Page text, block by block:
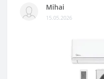
Mihai
15.05.2026